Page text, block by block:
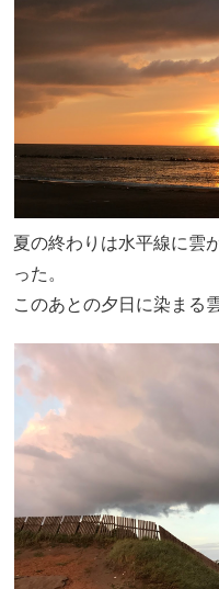
夏の終わりは水平線に雲
った。
このあとの夕日に染まる